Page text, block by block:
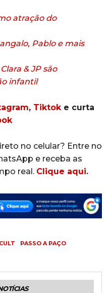
atração do
Pablo e mais
& JP são
infantil
, Tiktoke curta
no celular? Entre no
e receba as
real. Clique aqui.
PASSO A PAÇO